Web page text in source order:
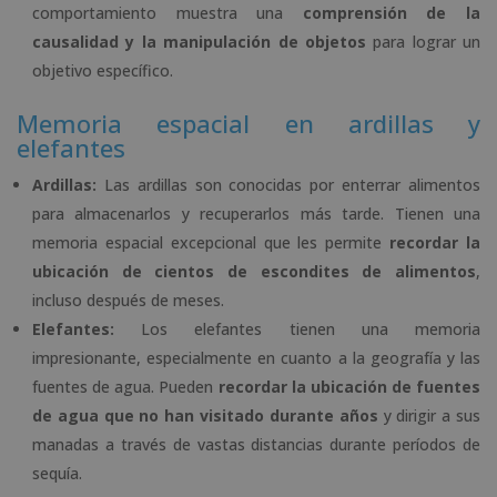
comportamiento muestra una comprensión de la
causalidad y la manipulación de objetos para lograr un
objetivo específico.
Memoria espacial en ardillas y
elefantes
Ardillas: Las ardillas son conocidas por enterrar alimentos
para almacenarlos y recuperarlos más tarde. Tienen una
memoria espacial excepcional que les permite recordar la
ubicación de cientos de escondites de alimentos,
incluso después de meses.
Elefantes: Los elefantes tienen una memoria
impresionante, especialmente en cuanto a la geografía y las
fuentes de agua. Pueden recordar la ubicación de fuentes
de agua que no han visitado durante años y dirigir a sus
manadas a través de vastas distancias durante períodos de
sequía.